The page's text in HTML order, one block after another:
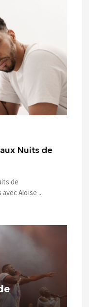
Nuits de
de
Aloïse ...